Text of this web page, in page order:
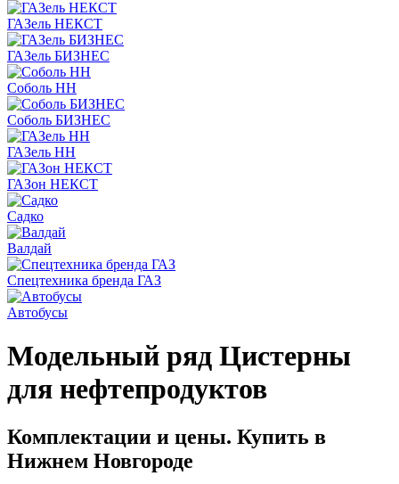
ГАЗель НЕКСТ
ГАЗель БИЗНЕС
Соболь НН
Соболь БИЗНЕС
ГАЗель НН
ГАЗон НЕКСТ
Садко
Валдай
Спецтехника бренда ГАЗ
Автобусы
Модельный ряд Цистерны
для нефтепродуктов
Комплектации и цены. Купить в
Нижнем Новгороде